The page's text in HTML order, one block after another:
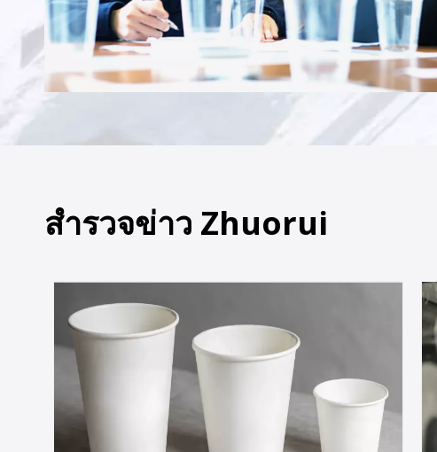
สำรวจข่าว Zhuorui